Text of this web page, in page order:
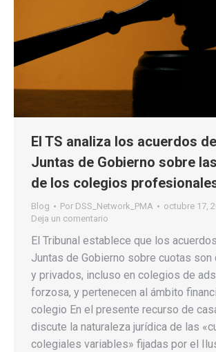
El TS analiza los acuerdos
Juntas de Gobierno sobre
de los colegios
Blog Por DSS_Network_PMA
octubre 17,
Deja un comentario
El Tribunal establece que los
Juntas de Gobierno sobre cuotas son
y privados, incluso en colegios de
forzosa, y pertenecen al ámbito
colegio En el presente recurso de
discute la naturaleza jurídica de las
colegiales variables» fijadas por el